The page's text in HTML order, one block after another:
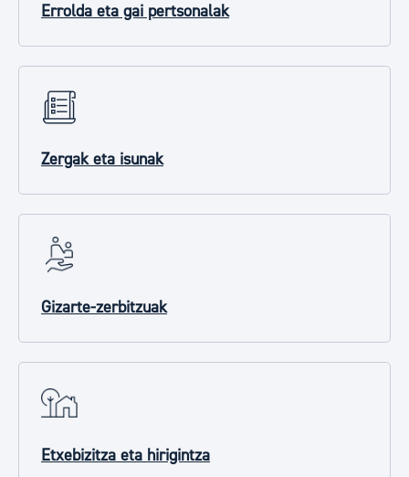
Errolda eta gai pertsonalak
Zergak eta isunak
Gizarte-zerbitzuak
Etxebizitza eta hirigintza